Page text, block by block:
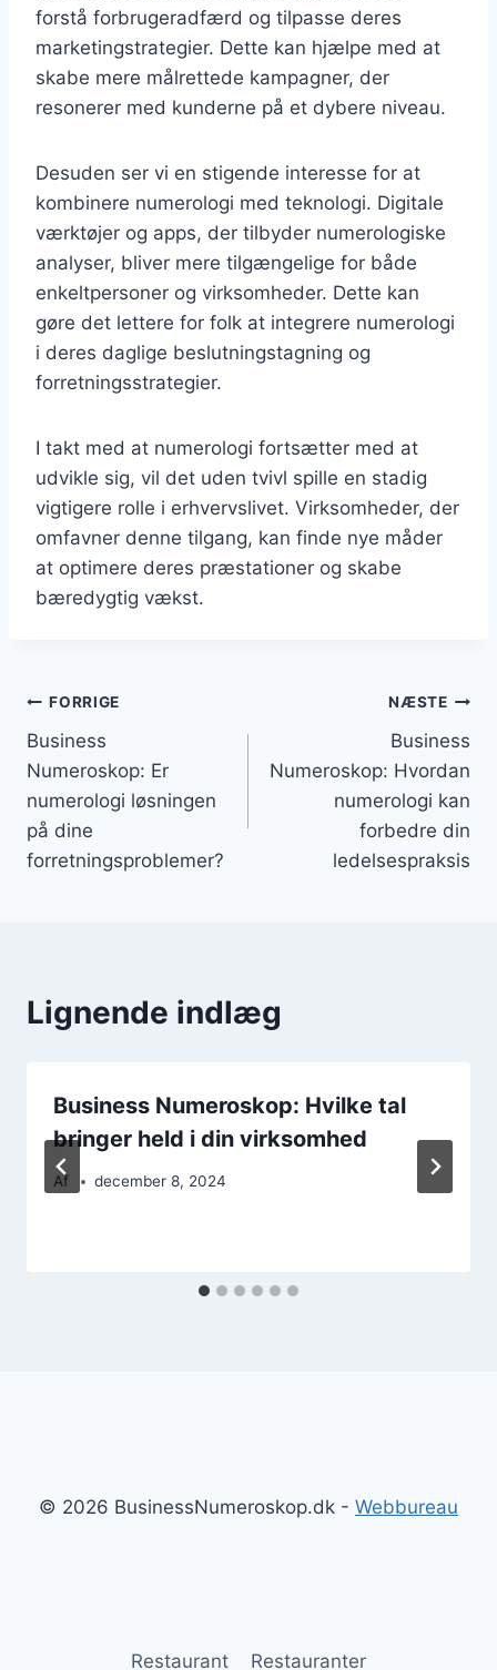
forstå forbrugeradfærd og tilpasse deres
marketingstrategier. Dette kan hjælpe med at
skabe mere målrettede kampagner, der
resonerer med kunderne på et dybere niveau.
Desuden ser vi en stigende interesse for at
kombinere numerologi med teknologi. Digitale
værktøjer og apps, der tilbyder numerologiske
analyser, bliver mere tilgængelige for både
enkeltpersoner og virksomheder. Dette kan
gøre det lettere for folk at integrere numerologi
i deres daglige beslutningstagning og
forretningsstrategier.
I takt med at numerologi fortsætter med at
udvikle sig, vil det uden tvivl spille en stadig
vigtigere rolle i erhvervslivet. Virksomheder, der
omfavner denne tilgang, kan finde nye måder
at optimere deres præstationer og skabe
bæredygtig vækst.
Indlægsnavigation
FORRIGE
Business
Numeroskop: Er
numerologi løsningen
på dine
forretningsproblemer?
NÆSTE
Business
Numeroskop: Hvordan
numerologi kan
forbedre din
ledelsespraksis
Lignende indlæg
Business Numeroskop: Hvilke tal
bringer held i din virksomhed
Af december 8, 2024
© 2026 BusinessNumeroskop.dk - Webbureau
Restaurant Restauranter